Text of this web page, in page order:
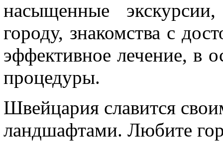
насыщенные
городу, знакомства с
эффективное лечение, в
процедуры.
Швейцария славится
ландшафтами. Любите